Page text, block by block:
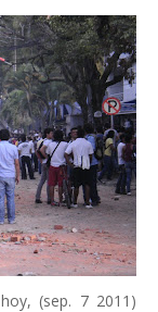
(sep. 7 2011)